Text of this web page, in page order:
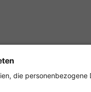
Sicher einkaufen mit